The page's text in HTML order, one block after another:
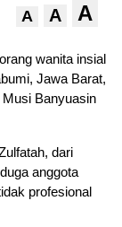
A A A
wanita insial
Jawa Barat,
Banyuasin
dari
anggota
profesional